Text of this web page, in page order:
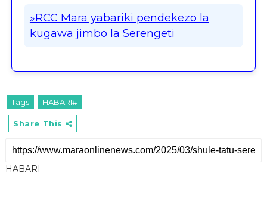
»RCC Mara yabariki pendekezo la
kugawa jimbo la Serengeti
Tags HABARI#
Share This
HABARI